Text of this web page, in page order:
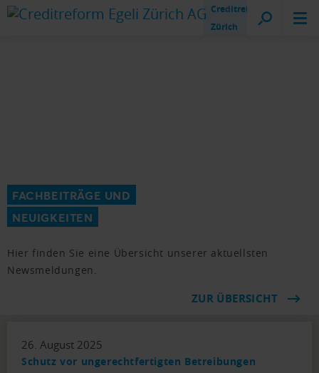
Creditreform
Zürich
FACHBEITRÄGE UND
NEUIGKEITEN
Hier finden Sie eine Übersicht unserer aktuellsten
Newsmeldungen.
ZUR ÜBERSICHT
26. August 2025
Schutz vor ungerechtfertigten Betreibungen